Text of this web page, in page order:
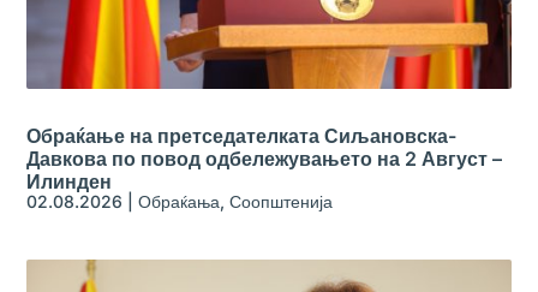
Обраќање на претседателката Сиљановска-
Давкова по повод одбележувањето на 2 Август –
Илинден
02.08.2026 |Обраќања,Соопштенија